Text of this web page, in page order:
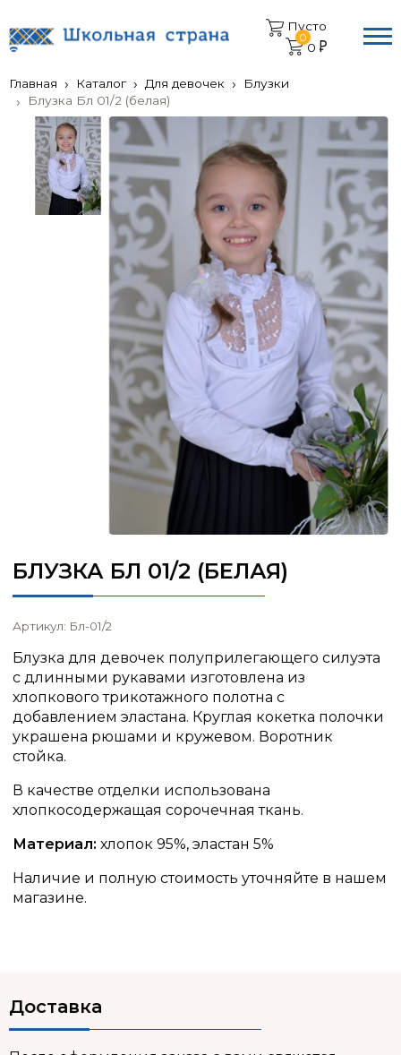
Пусто
0
0
Главная Каталог Для девочек
Блузки
Блузка Бл 01/2 (белая)
БЛУЗКА БЛ 01/2 (БЕЛАЯ)
Артикул: Бл-01/2
Блузка для девочек полуприлегающего силуэта
с длинными рукавами изготовлена из
хлопкового трикотажного полотна с
добавлением эластана. Круглая кокетка полочки
украшена рюшами и кружевом. Воротник
стойка.
В качестве отделки использована
хлопкосодержащая сорочечная ткань.
Материал: хлопок 95%, эластан 5%
Наличие и полную стоимость уточняйте в нашем
магазине.
Доставка